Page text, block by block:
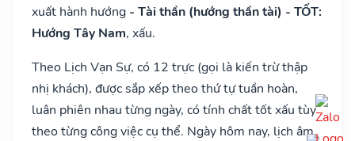
xuất hành hướng - Tài thần (hướng thần tài) - TỐT:
Hướng Tây Nam, xấu.
Theo Lịch Vạn Sự, có 12 trực (gọi là kiến trừ thập
nhị khách), được sắp xếp theo thứ tự tuần hoàn,
luân phiên nhau từng ngày, có tính chất tốt xấu tùy
theo từng công việc cụ thể. Ngày hôm nay, lịch âm